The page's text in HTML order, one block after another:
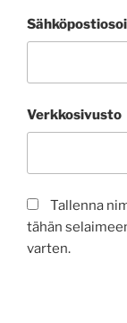
Verkkosivusto
Tallenna
tähän
varten.